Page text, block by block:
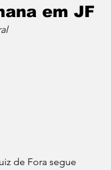
em JF
de Fora segue